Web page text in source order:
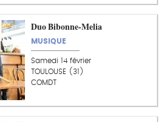
Duo Bibonne-Melia
MUSIQUE
Samedi 14 février
TOULOUSE (31)
COMDT